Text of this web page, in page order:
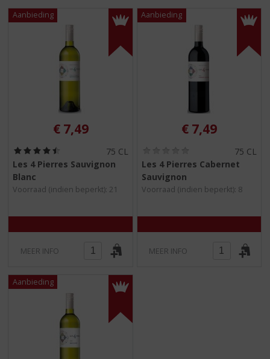
p
n
a
v
a
t
€ 7,49
,
/
75 CL
Les 4 Pierres Sauvignon
Blanc
Voorraad (indien beperkt): 21
MEER INFO
€ 7,49
,
/
75 CL
Les 4 Pierres Cabernet
Sauvignon
Voorraad (indien beperkt): 8
MEER INFO